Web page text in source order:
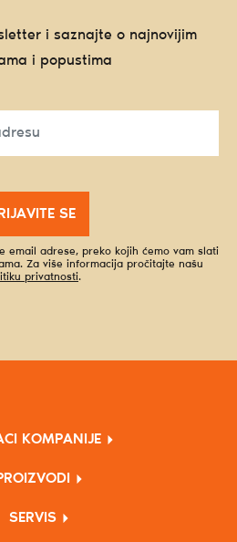
i saznajte o najnovijim
i popustima
SE
email adrese, preko kojih ćemo vam slati
Za više informacija pročitajte našu
privatnosti.
KOMPANIJE
SERVIS